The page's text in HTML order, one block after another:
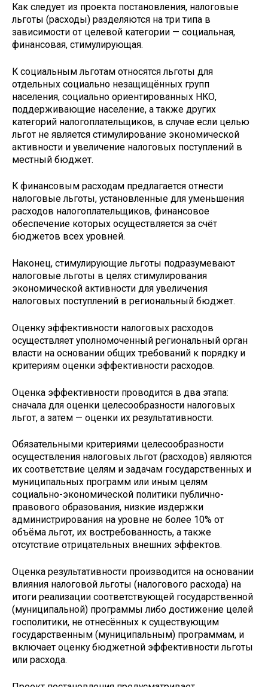
Как следует из проекта постановления, налоговые
льготы (расходы) разделяются на три типа в
зависимости от целевой категории — социальная,
финансовая, стимулирующая.
К социальным льготам относятся льготы для
отдельных социально незащищённых групп
населения, социально ориентированных НКО,
поддерживающие население, а также других
категорий налогоплательщиков, в случае если целью
льгот не является стимулирование экономической
активности и увеличение налоговых поступлений в
местный бюджет.
К финансовым расходам предлагается отнести
налоговые льготы, установленные для уменьшения
расходов налогоплательщиков, финансовое
обеспечение которых осуществляется за счёт
бюджетов всех уровней.
Наконец, стимулирующие льготы подразумевают
налоговые льготы в целях стимулирования
экономической активности для увеличения
налоговых поступлений в региональный бюджет.
Оценку эффективности налоговых расходов
осуществляет уполномоченный региональный орган
власти на основании общих требований к порядку и
критериям оценки эффективности расходов.
Оценка эффективности проводится в два этапа:
сначала для оценки целесообразности налоговых
льгот, а затем — оценки их результативности.
Обязательными критериями целесообразности
осуществления налоговых льгот (расходов) являются
их соответствие целям и задачам государственных и
муниципальных программ или иным целям
социально-экономической политики публично-
правового образования, низкие издержки
администрирования на уровне не более 10% от
объёма льгот, их востребованность, а также
отсутствие отрицательных внешних эффектов.
Оценка результативности производится на основании
влияния налоговой льготы (налогового расхода) на
итоги реализации соответствующей государственной
(муниципальной) программы либо достижение целей
госполитики, не отнесённых к существующим
государственным (муниципальным) программам, и
включает оценку бюджетной эффективности льготы
или расхода.